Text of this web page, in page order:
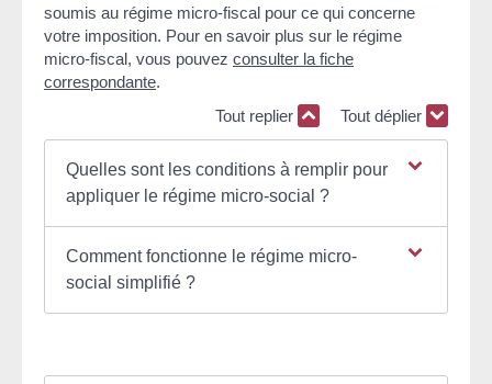
soumis au régime micro-fiscal pour ce qui concerne
votre imposition. Pour en savoir plus sur le régime
micro-fiscal, vous pouvez consulter la fiche
correspondante.
Tout replier
Tout déplier
Quelles sont les conditions à remplir pour
appliquer le régime micro-social ?
Comment fonctionne le régime micro-
social simplifié ?